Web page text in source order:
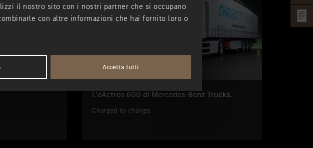
il nostro sito con i nostri partner che si occupano
con altre informazioni che hai fornito loro o
Accetta tutti
L'eActros 600 di Mercedes-Benz Trucks.
Charged to change.